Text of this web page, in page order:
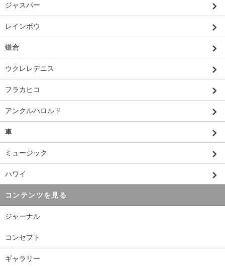
ジャスパー
レインボウ
鎌倉
ウクレレデニス
フラカヒコ
アンクルハロルド
車
ミュージック
ハワイ
コンテンツを見る
ジャーナル
コンセプト
ギャラリー